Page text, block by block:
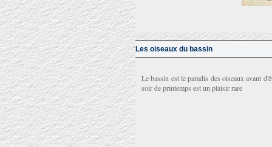
Les oiseaux du bassin
Le bassin est le paradis des oiseaux avant
soir de printemps est un plaisir rare